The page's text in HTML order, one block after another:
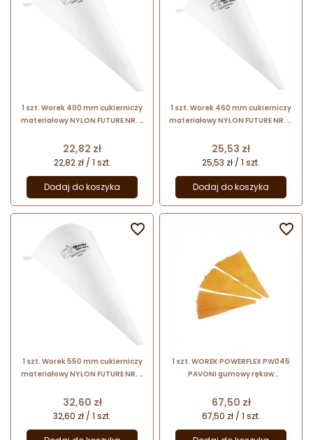
1 szt. Worek 400 mm cukierniczy
materiałowy NYLON FUTURE NR. 3
Cena
22,82 zł
22,82 zł / 1 szt.
Dodaj do koszyka
1 szt. Worek 460 mm cukierniczy
materiałowy NYLON FUTURE NR. 4
Cena
25,53 zł
25,53 zł / 1 szt.
Dodaj do koszyka
1 szt. Worek 550 mm cukierniczy
materiałowy NYLON FUTURE NR. 6
Cena
32,60 zł
32,60 zł / 1 szt.

1 szt. WOREK POWERFLEX PW045
PAVONI gumowy rękaw
Cena
67,50 zł
67,50 zł / 1 szt.
